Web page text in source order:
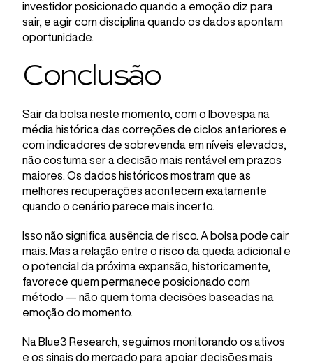
investidor posicionado quando a emoção diz para
sair, e agir com disciplina quando os dados apontam
oportunidade.
Conclusão
Sair da bolsa neste momento, com o Ibovespa na
média histórica das correções de ciclos anteriores e
com indicadores de sobrevenda em níveis elevados,
não costuma ser a decisão mais rentável em prazos
maiores. Os dados históricos mostram que as
melhores recuperações acontecem exatamente
quando o cenário parece mais incerto.
Isso não significa ausência de risco. A bolsa pode cair
mais. Mas a relação entre o risco da queda adicional e
o potencial da próxima expansão, historicamente,
favorece quem permanece posicionado com
método — não quem toma decisões baseadas na
emoção do momento.
Na Blue3 Research, seguimos monitorando os ativos
e os sinais do mercado para apoiar decisões mais